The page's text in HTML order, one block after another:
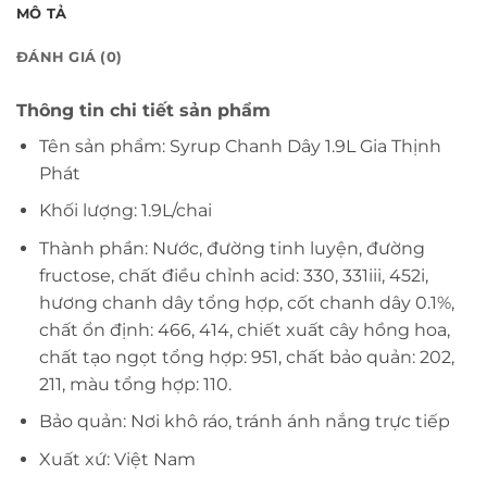
MÔ TẢ
ĐÁNH GIÁ (0)
Thông tin chi tiết sản phẩm
Tên sản phẩm: Syrup Chanh Dây 1.9L Gia Thịnh
Phát
Khối lượng: 1.9L/chai
Thành phần: Nước, đường tinh luyện, đường
fructose, chất điều chỉnh acid: 330, 331iii, 452i,
hương chanh dây tổng hợp, cốt chanh dây 0.1%,
chất ổn định: 466, 414, chiết xuất cây hồng hoa,
chất tạo ngọt tổng hợp: 951, chất bảo quản: 202,
211, màu tổng hợp: 110.
Bảo quản: Nơi khô ráo, tránh ánh nắng trực tiếp
Xuất xứ: Việt Nam